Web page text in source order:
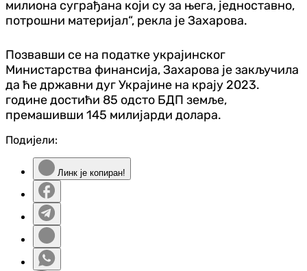
милиона суграђана који су за њега, једноставно,
потрошни материјал“, рекла је Захарова.
Позвавши се на податке украјинског
Министарства финансија, Захарова је закључила
да ће државни дуг Украјине на крају 2023.
године достићи 85 одсто БДП земље,
премашивши 145 милијарди долара.
Подијели:
Линк је копиран!